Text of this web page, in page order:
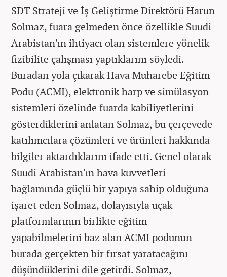
SDT Strateji ve İş Geliştirme Direktörü Harun
Solmaz, fuara gelmeden önce özellikle Suudi
Arabistan'ın ihtiyacı olan sistemlere yönelik
fizibilite çalışması yaptıklarını söyledi.
Buradan yola çıkarak Hava Muharebe Eğitim
Podu (ACMI), elektronik harp ve simülasyon
sistemleri özelinde fuarda kabiliyetlerini
gösterdiklerini anlatan Solmaz, bu çerçevede
katılımcılara çözümleri ve ürünleri hakkında
bilgiler aktardıklarını ifade etti. Genel olarak
Suudi Arabistan'ın hava kuvvetleri
bağlamında güçlü bir yapıya sahip olduğuna
işaret eden Solmaz, dolayısıyla uçak
platformlarının birlikte eğitim
yapabilmelerini baz alan ACMI podunun
burada gerçekten bir fırsat yaratacağını
düşündüklerini dile getirdi. Solmaz,